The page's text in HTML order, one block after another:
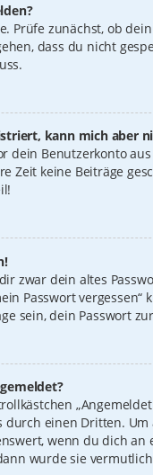
Prüfe zunächst, ob
dass du nicht
kann mich aber
dein Benutzerkonto
Zeit keine Beiträge
zwar dein altes
Passwort
sein, dein Passwort
einen Dritten.
wenn du dich
wurde sie